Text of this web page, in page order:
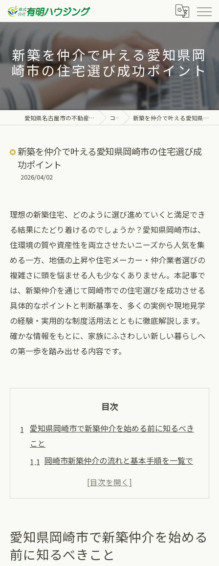
新築を仲介で叶える愛知県岡
崎市の住宅選び成功ポイント
愛知県名古屋市の不動産なら株式会社有明ハウジング コラム 新築を仲介で叶える愛知県岡崎市の住宅選び成功ポイント
新築を仲介で叶える愛知県岡崎市の住宅選び成
功ポイント
2026/04/02
理想の新築住宅、どのように選び進めていくと満足でき
る結果にたどり着けるのでしょうか？愛知県岡崎市は、
住環境の質や資産性を両立させたいニーズから人気を集
める一方、地価の上昇や住宅メーカー・仲介業者選びの
複雑さに頭を悩ませる人も少なくありません。本記事で
は、新築仲介を通じて岡崎市での住宅選びを成功させる
具体的なポイントと判断基準を、多くの実例や現地見学
の経験・実用的な制度活用法とともに徹底解説します。
確かな情報をもとに、家族にふさわしい新しい暮らしへ
の第一歩を踏み出せる内容です。
目次
愛知県岡崎市で新築仲介を始める前に知るべき
こと
岡崎市新築仲介の流れと基本手順を一覧で
ント
新築仲介に必要な書類と準備事項まとめ
愛知県岡崎市で新築仲介を始める
前に知るべきこと